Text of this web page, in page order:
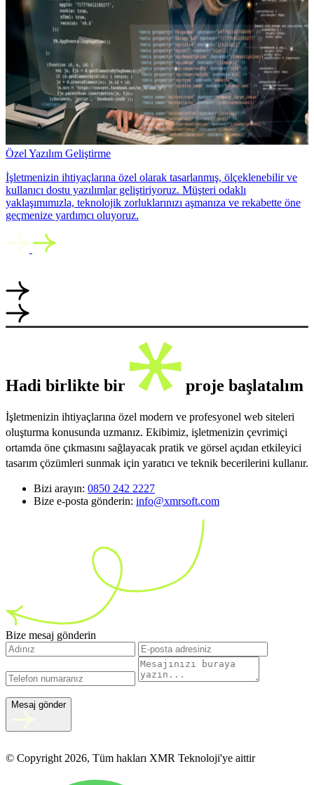
Özel Yazılım Geliştirme
İşletmenizin ihtiyaçlarına özel olarak tasarlanmış, ölçeklenebilir ve
kullanıcı dostu yazılımlar geliştiriyoruz. Müşteri odaklı
yaklaşımımızla, teknolojik zorluklarınızı aşmanıza ve rekabette öne
geçmenize yardımcı oluyoruz.
Hadi birlikte bir proje başlatalım
İşletmenizin ihtiyaçlarına özel modern ve profesyonel web siteleri
oluşturma konusunda uzmanız. Ekibimiz, işletmenizin çevrimiçi
ortamda öne çıkmasını sağlayacak pratik ve görsel açıdan etkileyici
tasarım çözümleri sunmak için yaratıcı ve teknik becerilerini kullanır.
Bizi arayın: 0850 242 2227
Bize e-posta gönderin: info@xmrsoft.com
Bize mesaj gönderin
Mesaj gönder
© Copyright 2026, Tüm hakları XMR Teknoloji'ye aittir